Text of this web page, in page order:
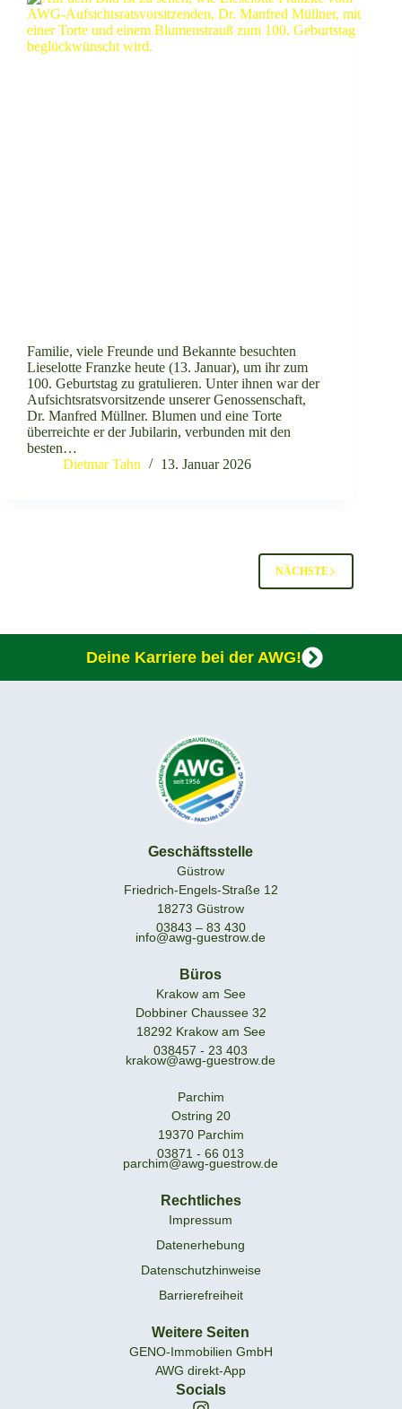
Familie, viele Freunde und Bekannte besuchten
Lieselotte Franzke heute (13. Januar), um ihr zum
100. Geburtstag zu gratulieren. Unter ihnen war der
Aufsichtsratsvorsitzende unserer Genossenschaft,
Dr. Manfred Müllner. Blumen und eine Torte
überreichte er der Jubilarin, verbunden mit den
besten…
Dietmar Tahn
13. Januar 2026
NÄCHSTE
Deine Karriere bei der AWG!
Geschäftsstelle
Güstrow
Friedrich-Engels-Straße 12
18273 Güstrow
03843 – 83 430
info@awg-guestrow.de
Büros
Krakow am See
Dobbiner Chaussee 32
18292 Krakow am See
038457 - 23 403
krakow@awg-guestrow.de
Parchim
Ostring 20
19370 Parchim
03871 - 66 013
parchim@awg-guestrow.de
Rechtliches
Impressum
Datenerhebung
Datenschutzhinweise
Barrierefreiheit
Weitere Seiten
GENO-Immobilien GmbH
AWG direkt-App
Socials